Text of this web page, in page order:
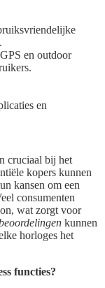
en outdoor
en
cruciaal bij het
kopers kunnen
kansen om een
consumenten
wat zorgt voor
kunnen
horloges het
functies?